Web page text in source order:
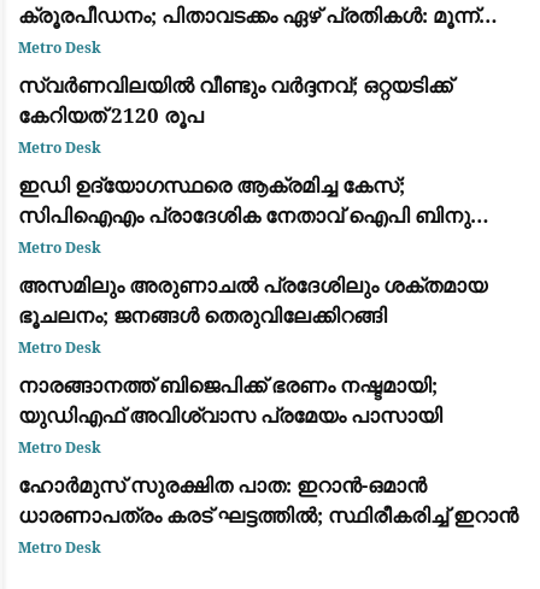
ക്രൂരപീഡനം; പിതാവടക്കം ഏഴ് പ്രതികൾ: മൂന്ന്
പേർ അറസ്റ്റിൽ
Metro Desk
സ്വര്‍ണവിലയിൽ വീണ്ടും വർദ്ദനവ്; ഒറ്റയടിക്ക്
കേറിയത് 2120 രൂപ
Metro Desk
ഇഡി ഉദ്യോഗസ്ഥരെ ആക്രമിച്ച കേസ്;
സിപിഐഎം പ്രാദേശിക നേതാവ് ഐപി ബിനു
ഉള്‍പ്പടെ അഞ്ച് പ്രതികള്‍ക്ക് ജാമ്യം
Metro Desk
അസമിലും അരുണാചൽ പ്രദേശിലും ശക്തമായ
ഭൂചലനം; ജനങ്ങൾ തെരുവിലേക്കിറങ്ങി
Metro Desk
നാരങ്ങാനത്ത് ബിജെപിക്ക് ഭരണം നഷ്ടമായി;
യുഡിഎഫ് അവിശ്വാസ പ്രമേയം പാസായി
Metro Desk
ഹോർമുസ് സുരക്ഷിത പാത: ഇറാൻ-ഒമാൻ
ധാരണാപത്രം കരട് ഘട്ടത്തിൽ; സ്ഥിരീകരിച്ച് ഇറാൻ
Metro Desk